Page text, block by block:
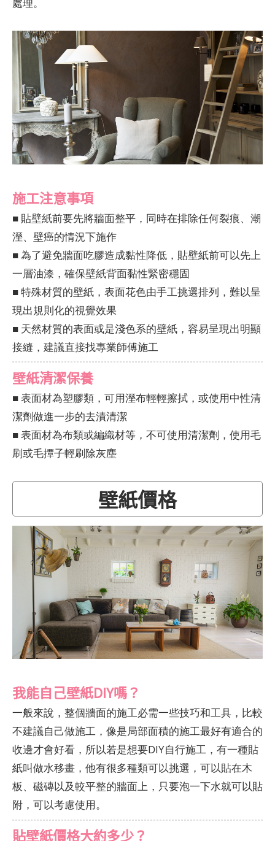
施工注意事項
■ 貼壁紙前要先將牆面整平，同時在排除任何裂痕、潮
溼、壁癌的情況下施作
■ 為了避免牆面吃膠造成黏性降低，貼壁紙前可以先上
一層油漆，確保壁紙背面黏性緊密穩固
■ 特殊材質的壁紙，表面花色由手工挑選排列，難以呈
現出規則化的視覺效果
■ 天然材質的表面或是淺色系的壁紙，容易呈現出明顯
接縫，建議直接找專業師傅施工
壁紙清潔保養
■ 表面材為塑膠類，可用溼布輕輕擦拭，或使用中性清
潔劑做進一步的去漬清潔
■ 表面材為布類或編織材等，不可使用清潔劑，使用毛
刷或毛撢子輕刷除灰塵
壁紙價格
我能自己壁紙DIY嗎？
一般來說，整個牆面的施工必需一些技巧和工具，比較
不建議自己做施工，像是局部面積的施工最好有適合的
收邊才會好看，所以若是想要DIY自行施工，有一種貼
紙叫做水移畫，他有很多種類可以挑選，可以貼在木
板、磁磚以及較平整的牆面上，只要泡一下水就可以貼
附，可以考慮使用。
貼壁紙價格大約多少？